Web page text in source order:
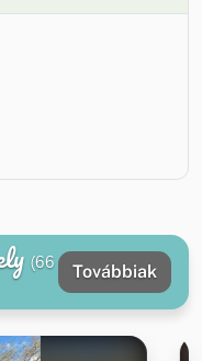
(66
Továbbiak